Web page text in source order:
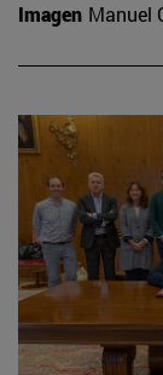
Imagen Manuel